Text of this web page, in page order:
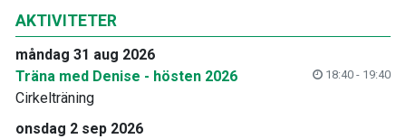
AKTIVITETER
måndag 31 aug 2026
Träna med Denise - hösten 2026
18:40 - 19:40
Cirkelträning
onsdag 2 sep 2026